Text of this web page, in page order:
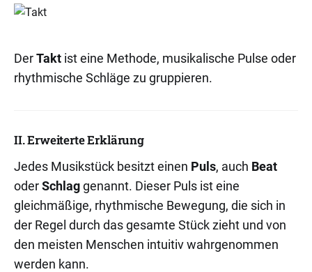
DerTakt ist eine Methode, musikalische Pulse oder
rhythmische Schläge zu gruppieren.
II. Erweiterte Erklärung
Jedes Musikstück besitzt einen Puls, auch Beat
oderSchlaggenannt. Dieser Puls ist eine
gleichmäßige, rhythmische Bewegung, die sich in
der Regel durch das gesamte Stück zieht und von
den meisten Menschen intuitiv wahrgenommen
werden kann.